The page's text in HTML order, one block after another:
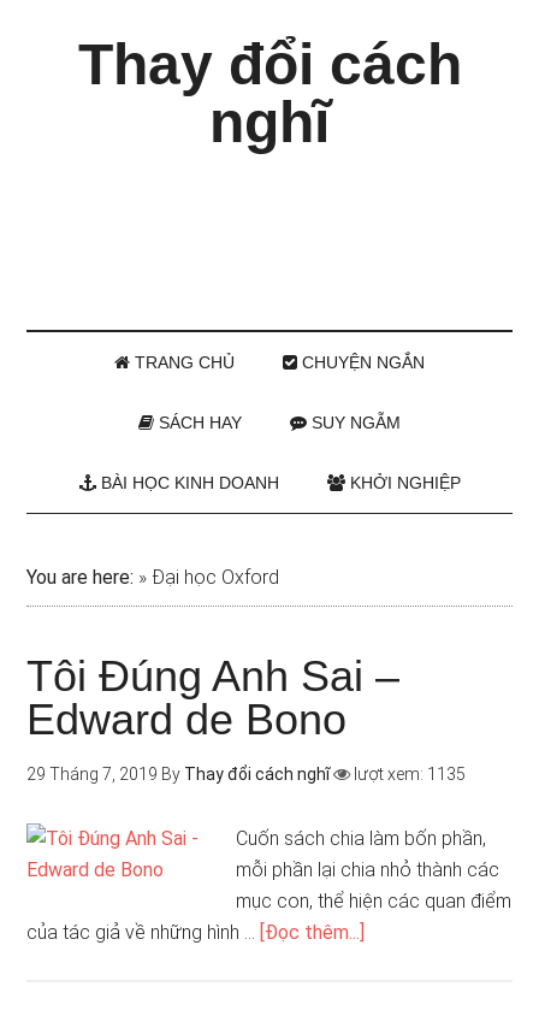
Thay đổi cách
nghĩ
TRANG CHỦ CHUYỆN NGẮN
SÁCH HAY SUY NGẪM
BÀI HỌC KINH DOANH KHỞI NGHIỆP
You are here: »Đại học Oxford
Tôi Đúng Anh Sai –
Edward de Bono
29 Tháng 7, 2019 By Thay đổi cách nghĩ lượt xem: 1135
Cuốn sách chia làm bốn phần,
mỗi phần lại chia nhỏ thành các
mục con, thể hiện các quan điểm
của tác giả về những hình … [Đọc thêm...]